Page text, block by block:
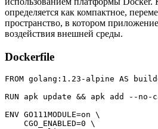
определяется как компактное,
пространство, в котором
воздействия внешней среды.
Dockerfile
FROM golang:1.23-alpine AS
RUN apk update && apk add --no-
ENV GO111MODULE=on \
    CGO_ENABLED=0 \